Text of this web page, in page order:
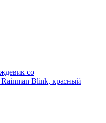
со
Blink, красный